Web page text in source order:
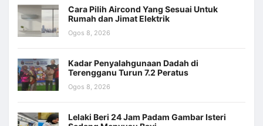
Cara Pilih Aircond Yang Sesuai Untuk
Rumah dan Jimat Elektrik
Ogos 8, 2026
Kadar Penyalahgunaan Dadah di
Terengganu Turun 7.2 Peratus
Ogos 8, 2026
Lelaki Beri 24 Jam Padam Gambar Isteri